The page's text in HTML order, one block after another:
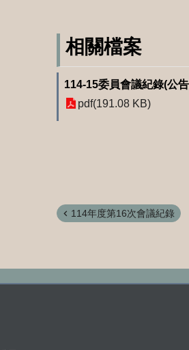
相關檔案
114-15委員會議紀錄(公
pdf(191.08 KB)
114年度第16次會議紀錄